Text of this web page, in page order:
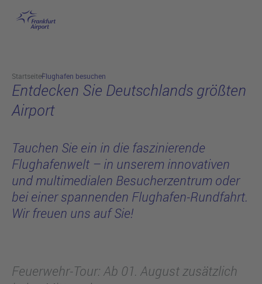
Hauptinhalt anspringen
StartseiteFlughafen besuchen
Entdecken Sie Deutschlands größten
Airport
Tauchen Sie ein in die faszinierende
Flughafenwelt – in unserem innovativen
und multimedialen Besucherzentrum oder
bei einer spannenden Flughafen-Rundfahrt.
Wir freuen uns auf Sie!
Feuerwehr-Tour: Ab 01. August zusätzlich